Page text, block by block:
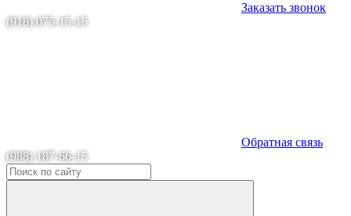
Заказать звонок
(918) 075-15-15
Обратная связь
(988) 187-66-15